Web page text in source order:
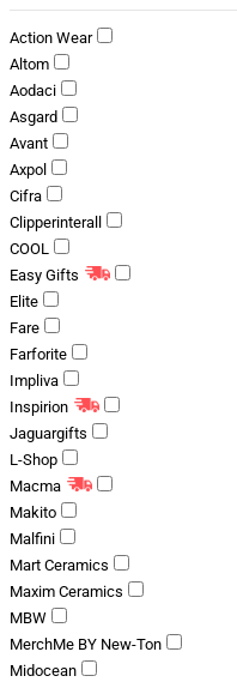
Action Wear
Altom
Aodaci
Asgard
Avant
Axpol
Cifra
Clipperinterall
COOL
Easy Gifts
Elite
Fare
Farforite
Impliva
Inspirion
Jaguargifts
L-Shop
Macma
Makito
Malfini
Mart Ceramics
Maxim Ceramics
MBW
MerchMe BY New-Ton
Midocean